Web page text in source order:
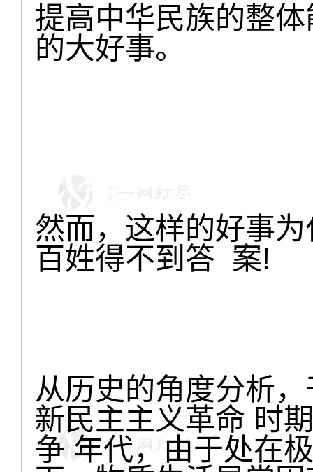
提高中华民族的整
的大好事。
然而，这样的好事
百姓得不到答 案!
从历史的角度分析
新民主主义革命 时
争 年代，由于处在